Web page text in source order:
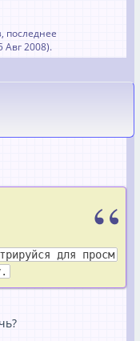
перепробовав
как небыло
ему) он
но результата
файле.
проблему
последнее
Авг 2008).
для просм